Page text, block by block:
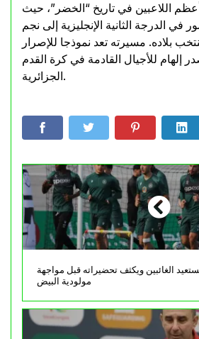
اللاعبين في تاريخ “الخضر”، حيث
الدرجة الثانية الإنجليزية إلى نجم
بلاده. مسيرته تعد نموذجا للإصرار
إلهام للأجيال القادمة في كرة القدم
الجزائرية.
الغائبين ويكثف تحضيراته قبل مواجهة
مولودية البيض